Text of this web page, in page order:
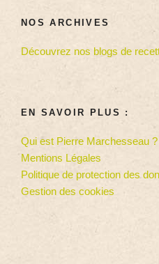
NOS ARCHIVES
Découvrez nos blogs de
EN SAVOIR PLUS :
Qui est Pierre Marchesseau ?
Mentions Légales
Politique de protection des
Gestion des cookies